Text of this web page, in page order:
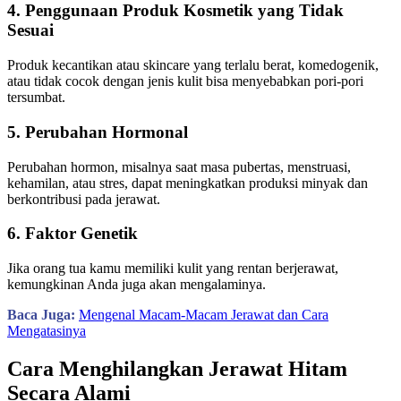
4. Penggunaan Produk Kosmetik yang Tidak
Sesuai
Produk kecantikan atau skincare yang terlalu berat, komedogenik,
atau tidak cocok dengan jenis kulit bisa menyebabkan pori-pori
tersumbat.
5. Perubahan Hormonal
Perubahan hormon, misalnya saat masa pubertas, menstruasi,
kehamilan, atau stres, dapat meningkatkan produksi minyak dan
berkontribusi pada jerawat.
6. Faktor Genetik
Jika orang tua kamu memiliki kulit yang rentan berjerawat,
kemungkinan Anda juga akan mengalaminya.
Baca Juga: Mengenal Macam-Macam Jerawat dan Cara
Mengatasinya
Cara Menghilangkan Jerawat Hitam
Secara Alami